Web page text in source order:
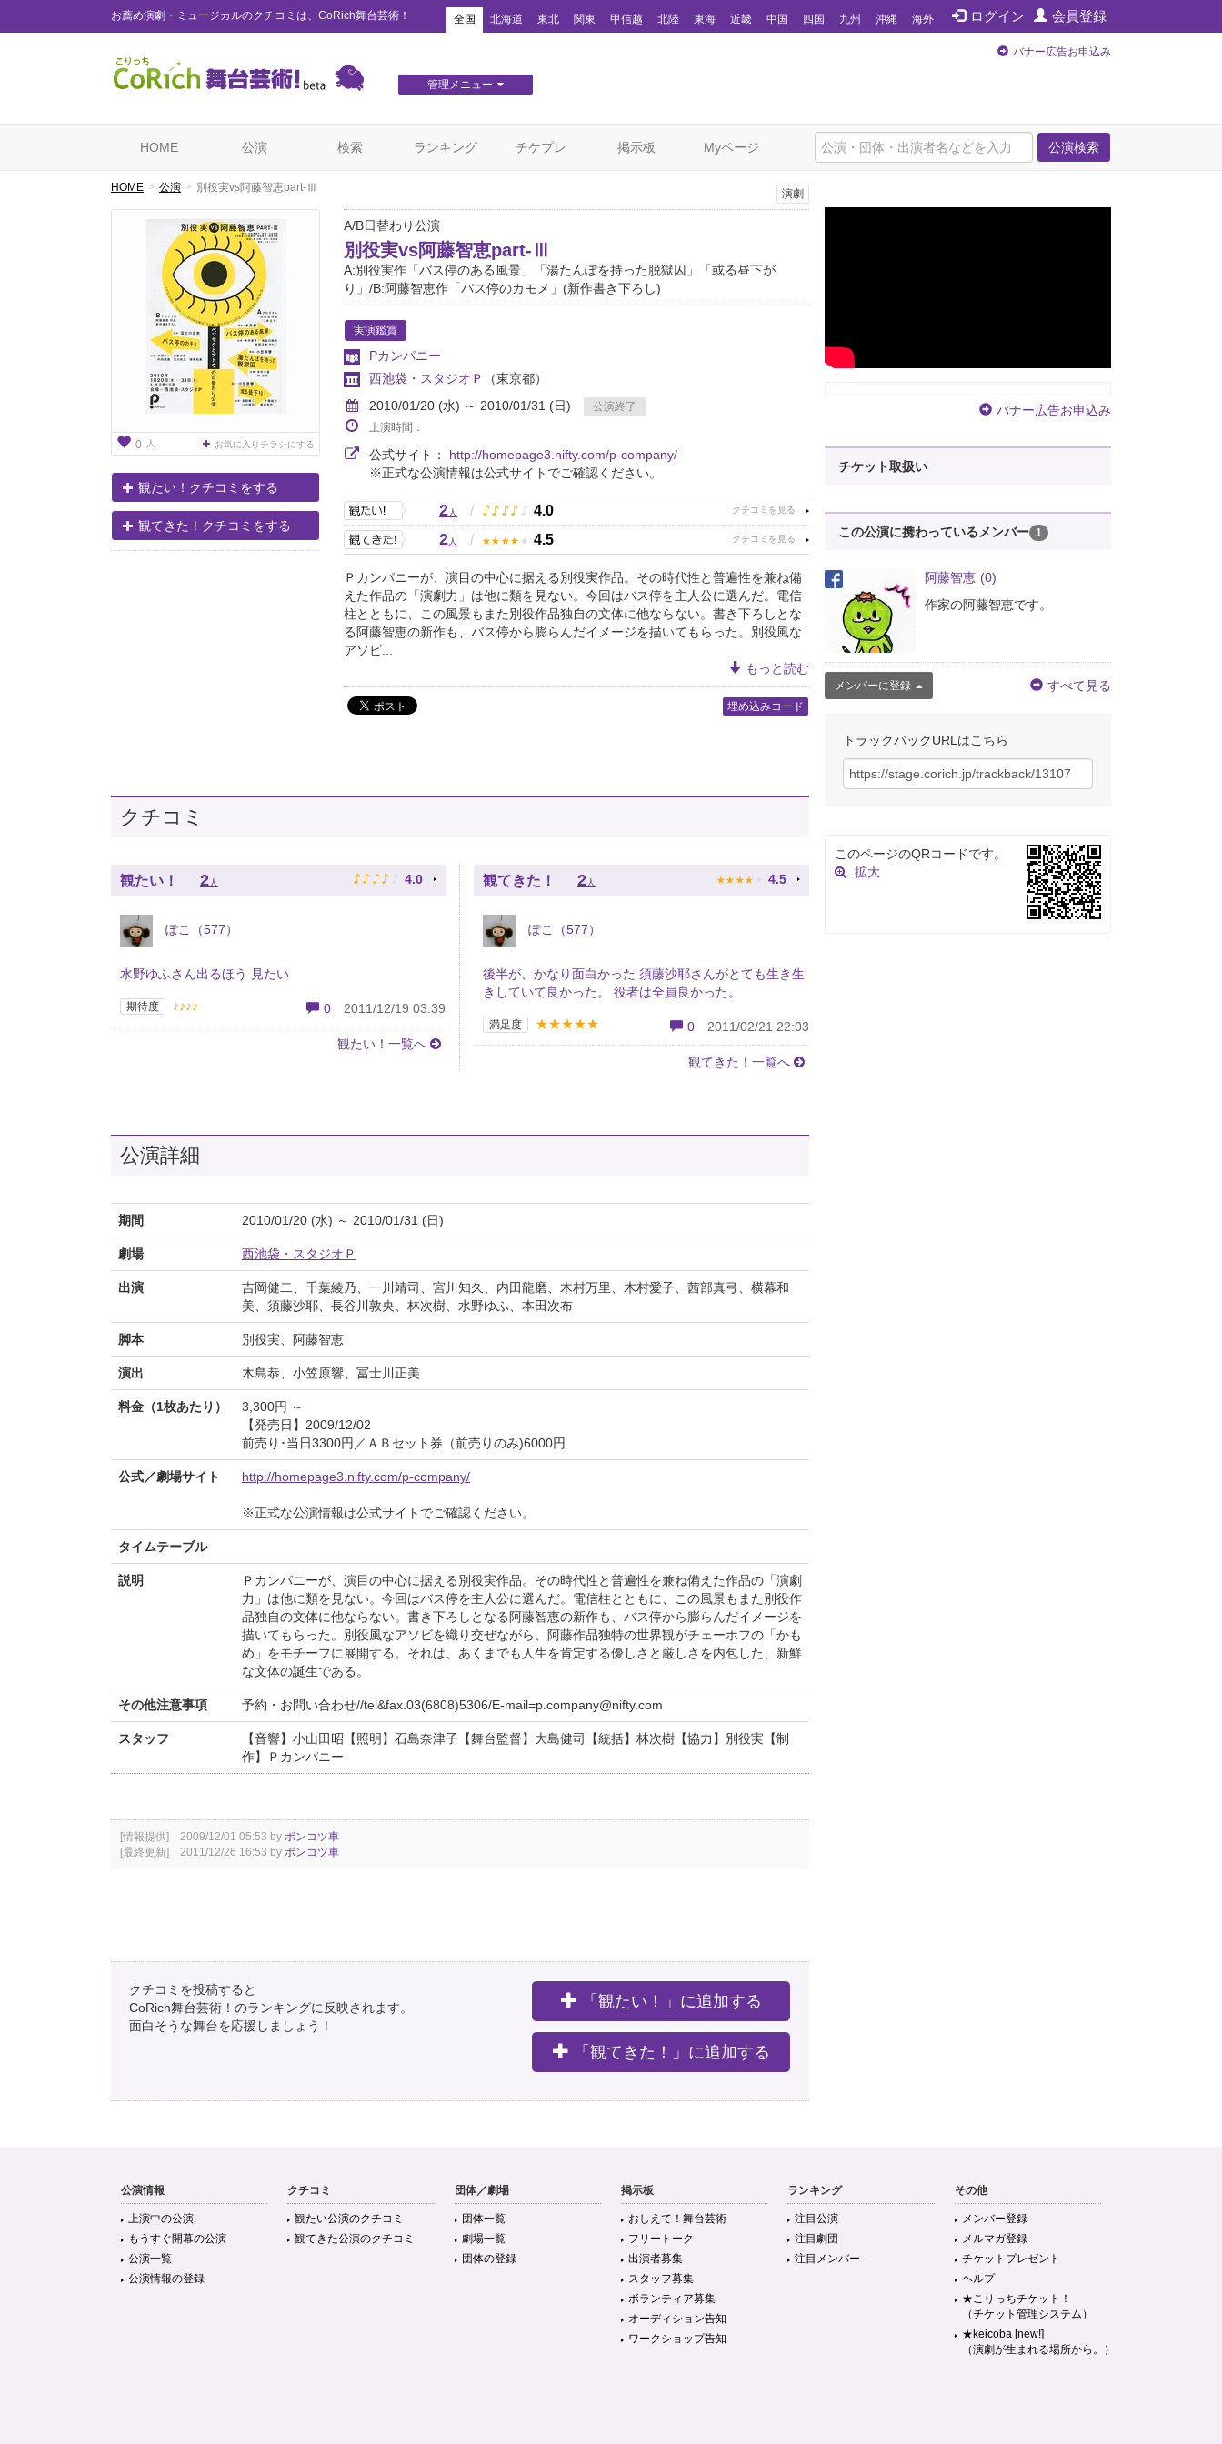
お薦め演劇・ミュージカルのクチコミは、CoRich舞台芸術！ ログイン 会員登録
全国 北海道 東北 関東 甲信越 北陸 東海 近畿 中国 四国 九州 沖縄 海外
管理メニュー
バナー広告お申込み
公演検索
HOME 公演 検索 ランキング チケプレ 掲示板 Myページ
HOME 公演 別役実vs阿藤智恵part-Ⅲ
0 人 お気に入りチラシにする
観たい！クチコミをする
観てきた！クチコミをする
演劇
A/B日替わり公演
別役実vs阿藤智恵part-Ⅲ
A:別役実作「バス停のある風景」「湯たんぽを持った脱獄囚」「或る昼下が
り」/B:阿藤智恵作「バス停のカモメ」(新作書き下ろし)
実演鑑賞
Pカンパニー
西池袋・スタジオＰ
（東京都）
2010/01/20 (水) ～ 2010/01/31 (日)
公演終了
上演時間：
公式サイト： http://homepage3.nifty.com/p-company/
※正式な公演情報は公式サイトでご確認ください。
2人 / ♪ ♪ ♪ ♪ ♪ 4.0
2人 / ★ ★ ★ ★ ★ 4.5
Ｐカンパニーが、演目の中心に据える別役実作品。その時代性と普遍性を兼ね備
えた作品の「演劇力」は他に類を見ない。今回はバス停を主人公に選んだ。電信
柱とともに、この風景もまた別役作品独自の文体に他ならない。書き下ろしとな
る阿藤智恵の新作も、バス停から膨らんだイメージを描いてもらった。別役風な
アソビ...
もっと読む
埋め込みコード
クチコミ
観たい！ 2 人 ♪ ♪ ♪ ♪ ♪ 4.0
ぽこ（577）
水野ゆふさん出るほう 見たい
期待度 ♪♪♪♪ 0 2011/12/19 03:39
観たい！一覧へ
観てきた！ 2 人 ★ ★ ★ ★ ★ 4.5
ぽこ（577）
後半が、かなり面白かった 須藤沙耶さんがとても生き生
きしていて良かった。 役者は全員良かった。
満足度 ★★★★★ 0 2011/02/21 22:03
観てきた！一覧へ
公演詳細
期間 2010/01/20 (水) ～ 2010/01/31 (日)
劇場 西池袋・スタジオＰ
出演
吉岡健二、千葉綾乃、一川靖司、宮川知久、内田龍磨、木村万里、木村愛子、茜部真弓、横幕和
美、須藤沙耶、長谷川敦央、林次樹、水野ゆふ、本田次布
脚本 別役実、阿藤智恵
演出 木島恭、小笠原響、冨士川正美
料金（1枚あたり）
3,300円 ～
【発売日】2009/12/02
前売り･当日3300円／ＡＢセット券（前売りのみ)6000円
公式／劇場サイト http://homepage3.nifty.com/p-company/
※正式な公演情報は公式サイトでご確認ください。
タイムテーブル
説明
Ｐカンパニーが、演目の中心に据える別役実作品。その時代性と普遍性を兼ね備えた作品の「演劇
力」は他に類を見ない。今回はバス停を主人公に選んだ。電信柱とともに、この風景もまた別役作
品独自の文体に他ならない。書き下ろしとなる阿藤智恵の新作も、バス停から膨らんだイメージを
描いてもらった。別役風なアソビを織り交ぜながら、阿藤作品独特の世界観がチェーホフの「かも
め」をモチーフに展開する。それは、あくまでも人生を肯定する優しさと厳しさを内包した、新鮮
な文体の誕生である。
その他注意事項 予約・お問い合わせ//tel&fax.03(6808)5306/E-mail=p.company@nifty.com
スタッフ
【音響】小山田昭【照明】石島奈津子【舞台監督】大島健司【統括】林次樹【協力】別役実【制
作】Ｐカンパニー
[情報提供] 2009/12/01 05:53 by ポンコツ車
[最終更新] 2011/12/26 16:53 by ポンコツ車
クチコミを投稿すると
CoRich舞台芸術！のランキングに反映されます。
面白そうな舞台を応援しましょう！
「観たい！」に追加する
「観てきた！」に追加する
バナー広告お申込み
チケット取扱い
この公演に携わっているメンバー 1
阿藤智恵 (0)
作家の阿藤智恵です。
メンバーに登録 すべて見る
トラックバックURLはこちら
このページのQRコードです。
拡大
公演情報
上演中の公演
もうすぐ開幕の公演
公演一覧
公演情報の登録
クチコミ
観たい公演のクチコミ
観てきた公演のクチコミ
団体／劇場
団体一覧
劇場一覧
団体の登録
掲示板
おしえて！舞台芸術
フリートーク
出演者募集
スタッフ募集
ボランティア募集
オーディション告知
ワークショップ告知
ランキング
注目公演
注目劇団
注目メンバー
その他
メンバー登録
メルマガ登録
チケットプレゼント
ヘルプ
★こりっちチケット！
（チケット管理システム）
★keicoba [new!]
（演劇が生まれる場所から。）